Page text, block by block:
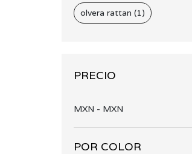
olvera rattan (1)
PRECIO
MXN - MXN
POR COLOR